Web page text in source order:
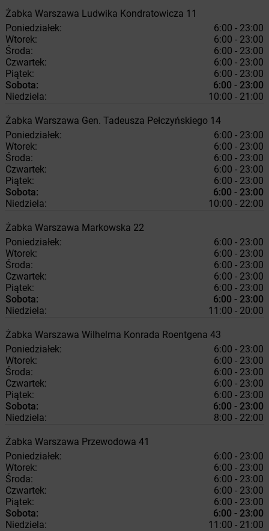
Żabka Warszawa Ludwika Kondratowicza 11
Poniedziałek:
6:00 - 23:00
Wtorek:
6:00 - 23:00
Środa:
6:00 - 23:00
Czwartek:
6:00 - 23:00
Piątek:
6:00 - 23:00
Sobota:
6:00 - 23:00
Niedziela:
10:00 - 21:00
Żabka Warszawa Gen. Tadeusza Pełczyńskiego 14
Poniedziałek:
6:00 - 23:00
Wtorek:
6:00 - 23:00
Środa:
6:00 - 23:00
Czwartek:
6:00 - 23:00
Piątek:
6:00 - 23:00
Sobota:
6:00 - 23:00
Niedziela:
10:00 - 22:00
Żabka Warszawa Markowska 22
Poniedziałek:
6:00 - 23:00
Wtorek:
6:00 - 23:00
Środa:
6:00 - 23:00
Czwartek:
6:00 - 23:00
Piątek:
6:00 - 23:00
Sobota:
6:00 - 23:00
Niedziela:
11:00 - 20:00
Żabka Warszawa Wilhelma Konrada Roentgena 43
Poniedziałek:
6:00 - 23:00
Wtorek:
6:00 - 23:00
Środa:
6:00 - 23:00
Czwartek:
6:00 - 23:00
Piątek:
6:00 - 23:00
Sobota:
6:00 - 23:00
Niedziela:
8:00 - 22:00
Żabka Warszawa Przewodowa 41
Poniedziałek:
6:00 - 23:00
Wtorek:
6:00 - 23:00
Środa:
6:00 - 23:00
Czwartek:
6:00 - 23:00
Piątek:
6:00 - 23:00
Sobota:
6:00 - 23:00
Niedziela:
11:00 - 21:00